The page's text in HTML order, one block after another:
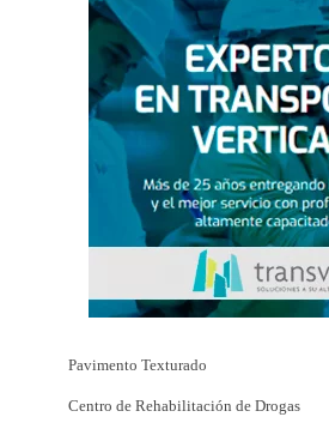
Pavimento Texturado
Centro de Rehabilitación de Drogas